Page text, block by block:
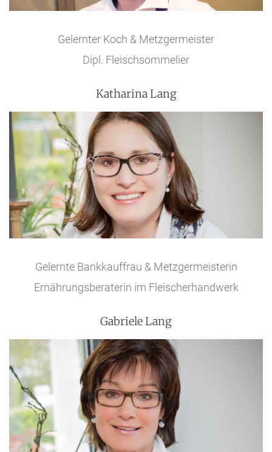
Gelernter Koch & Metzgermeister
Dipl. Fleischsommelier
Katharina Lang
Gelernte Bankkauffrau & Metzgermeisterin
Ernährungsberaterin im Fleischerhandwerk
Gabriele Lang